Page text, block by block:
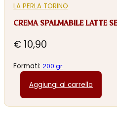
LA PERLA TORINO
CREMA SPALMABILE LATTE
€ 10,90
Formati:200 gr
Aggiungi al carrello